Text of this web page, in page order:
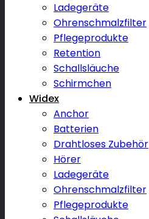
Ladegeräte
Ohrenschmalzfilter
Pflegeprodukte
Retention
Schallsläuche
Schirmchen
Widex
Anchor
Batterien
Drahtloses Zubehör
Hörer
Ladegeräte
Ohrenschmalzfilter
Pflegeprodukte